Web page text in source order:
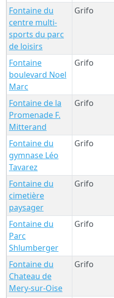
Fontaine du
centre multi-
sports du parc
de loisirs
Grifo
Fontaine
boulevard Noel
Marc
Grifo
Fontaine de la
Promenade F.
Mitterand
Grifo
Fontaine du
gymnase Léo
Tavarez
Grifo
Fontaine du
cimetière
paysager
Grifo
Fontaine du
Parc
Shlumberger
Grifo
Fontaine du
Chateau de
Mery-sur-Oise
Grifo